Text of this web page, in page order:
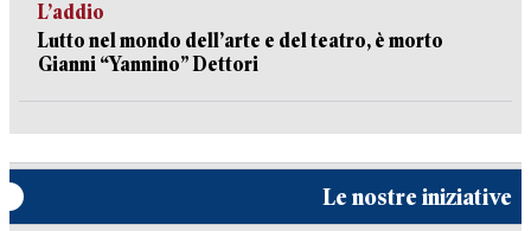
L’addio
Lutto nel mondo dell’arte e del teatro, è morto
Gianni “Yannino” Dettori
Le nostre iniziative